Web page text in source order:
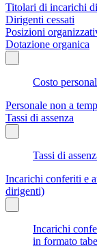
Titolari di incarichi
Dirigenti cessati
Posizioni
Dotazione organica
Costo
Personale non a
Tassi di assenza
Tassi di
Incarichi conferiti e
dirigenti)
Incarichi
in formato